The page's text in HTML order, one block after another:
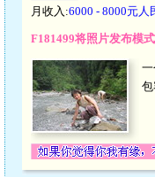
月收入:6000 - 8000元人
F181499将照片发布模